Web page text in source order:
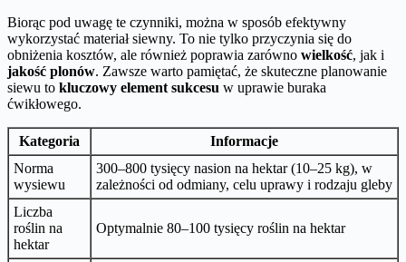
Biorąc pod uwagę te czynniki, można w sposób efektywny
wykorzystać materiał siewny. To nie tylko przyczynia się do
obniżenia kosztów, ale również poprawia zarówno wielkość, jak i
jakość plonów. Zawsze warto pamiętać, że skuteczne planowanie
siewu to kluczowy element sukcesu w uprawie buraka
ćwikłowego.
Kategoria
Informacje
Norma
wysiewu
300–800 tysięcy nasion na hektar (10–25 kg), w
zależności od odmiany, celu uprawy i rodzaju gleby
Liczba
roślin na
hektar
Optymalnie 80–100 tysięcy roślin na hektar